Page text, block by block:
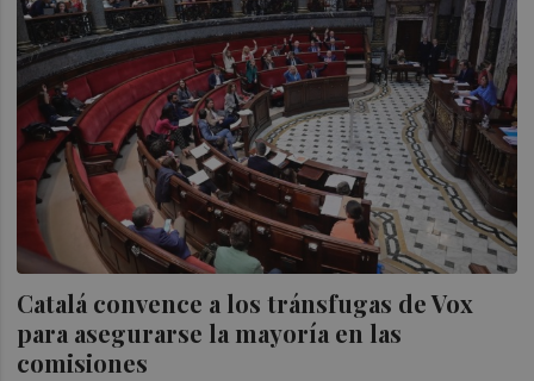
Catalá convence a los tránsfugas de Vox
para asegurarse la mayoría en las
comisiones